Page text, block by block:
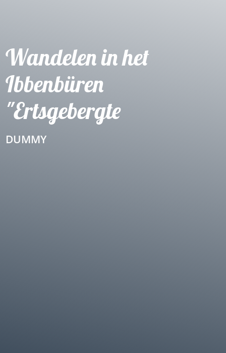
Wandelen in het
Ibbenbüren
"Ertsgebergte
DUMMY